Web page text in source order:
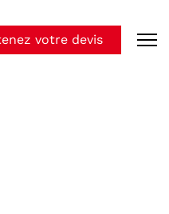
votre devis